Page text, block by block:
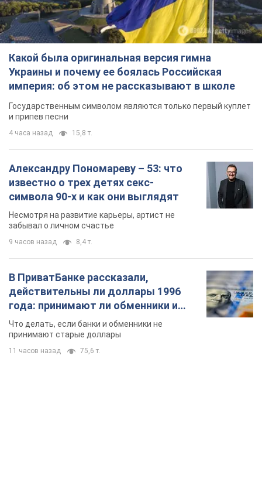
Какой была оригинальная версия гимна
Украины и почему ее боялась Российская
империя: об этом не рассказывают в школе
Государственным символом являются только первый куплет
и припев песни
4 часа назад 15,8 т.
Александру Пономареву – 53: что
известно о трех детях секс-
символа 90-х и как они выглядят
Несмотря на развитие карьеры, артист не
забывал о личном счастье
9 часов назад 8,4 т.
В ПриватБанке рассказали,
действительны ли доллары 1996
года: принимают ли обменники и
банки такие купюры
Что делать, если банки и обменники не
принимают старые доллары
11 часов назад 75,6 т.